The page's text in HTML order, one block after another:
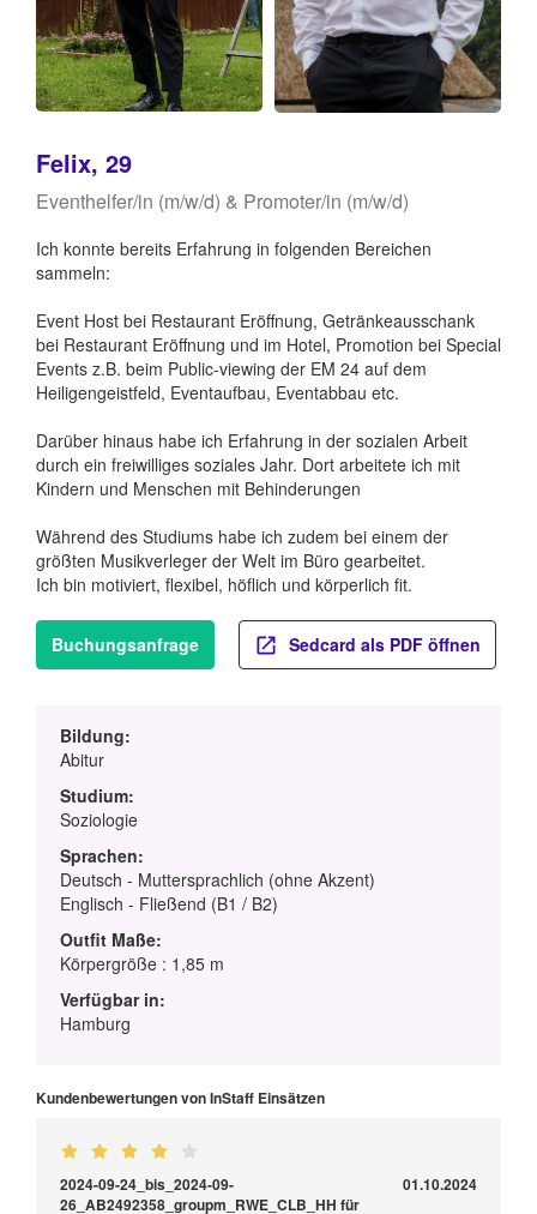
Felix, 29
Eventhelfer/in (m/w/d) & Promoter/in (m/w/d)
Ich konnte bereits Erfahrung in folgenden Bereichen
sammeln:
Event Host bei Restaurant Eröffnung, Getränkeausschank
bei Restaurant Eröffnung und im Hotel, Promotion bei Special
Events z.B. beim Public-viewing der EM 24 auf dem
Heiligengeistfeld, Eventaufbau, Eventabbau etc.
Darüber hinaus habe ich Erfahrung in der sozialen Arbeit
durch ein freiwilliges soziales Jahr. Dort arbeitete ich mit
Kindern und Menschen mit Behinderungen
Während des Studiums habe ich zudem bei einem der
größten Musikverleger der Welt im Büro gearbeitet.
Ich bin motiviert, flexibel, höflich und körperlich fit.
Buchungsanfrage Sedcard als PDF öffnen
Bildung:
Abitur
Studium:
Soziologie
Sprachen:
Deutsch - Muttersprachlich (ohne Akzent)
Englisch - Fließend (B1 / B2)
Outfit Maße:
Körpergröße : 1,85 m
Verfügbar in:
Hamburg
Kundenbewertungen von InStaff Einsätzen
2024-09-24_bis_2024-09-
26_AB2492358_groupm_RWE_CLB_HH für
01.10.2024